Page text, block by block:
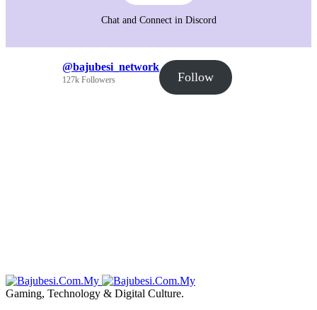
Chat and Connect in Discord
@bajubesi_network
127k Followers Follow
Gaming, Technology & Digital Culture.